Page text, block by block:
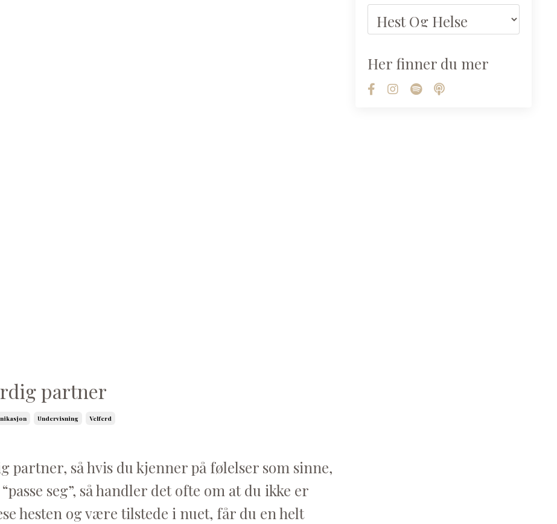
partner
Undervisning Velferd
partner, så hvis du kjenner på følelser som sinne,
seg”, så handler det ofte om at du ikke er
hesten og være tilstede i nuet, får du en helt
Her finner du mer